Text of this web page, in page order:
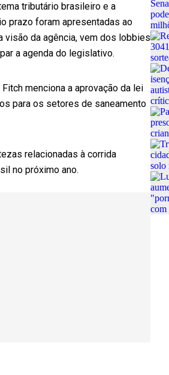
tributário brasileiro e a
prazo foram apresentadas ao
visão da agência, vem dos lobbies
a agenda do legislativo.
menciona a aprovação da lei
para os setores de saneamento
relacionadas à corrida
no próximo ano.